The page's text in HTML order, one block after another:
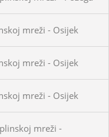
mreži - Osijek
mreži - Osijek
mreži - Osijek
mreži -